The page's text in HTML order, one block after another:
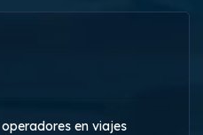
en viajes